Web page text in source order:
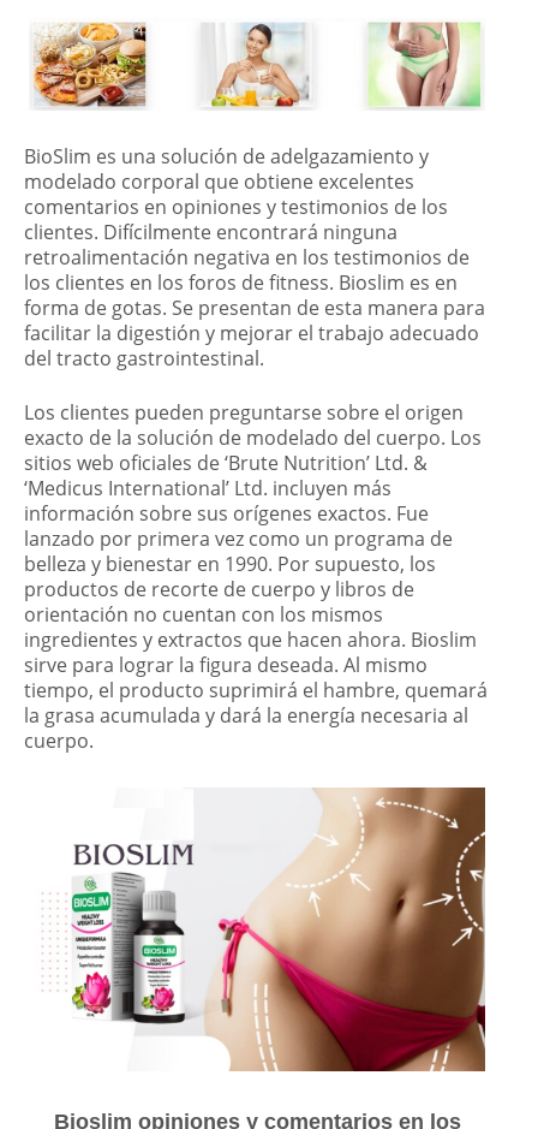
BioSlim es una solución de adelgazamiento y
modelado corporal que obtiene excelentes
comentarios en opiniones y testimonios de los
clientes. Difícilmente encontrará ninguna
retroalimentación negativa en los testimonios de
los clientes en los foros de fitness. Bioslim es en
forma de gotas. Se presentan de esta manera para
facilitar la digestión y mejorar el trabajo adecuado
del tracto gastrointestinal.
Los clientes pueden preguntarse sobre el origen
exacto de la solución de modelado del cuerpo. Los
sitios web oficiales de ‘Brute Nutrition’ Ltd. &
‘Medicus International’ Ltd. incluyen más
información sobre sus orígenes exactos. Fue
lanzado por primera vez como un programa de
belleza y bienestar en 1990. Por supuesto, los
productos de recorte de cuerpo y libros de
orientación no cuentan con los mismos
ingredientes y extractos que hacen ahora. Bioslim
sirve para lograr la figura deseada. Al mismo
tiempo, el producto suprimirá el hambre, quemará
la grasa acumulada y dará la energía necesaria al
cuerpo.
Bioslim opiniones y comentarios en los